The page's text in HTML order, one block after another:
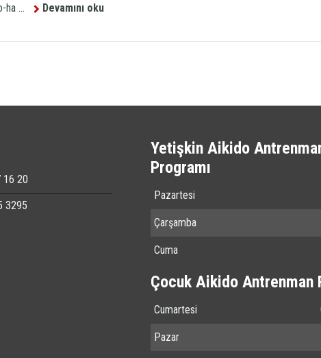
ha ...
Devamını oku
16 20
3295
Yetişkin Aikido
Programı
Pazartesi
Çarşamba
Cuma
Çocuk Aikido Antrenman
Cumartesi
Pazar